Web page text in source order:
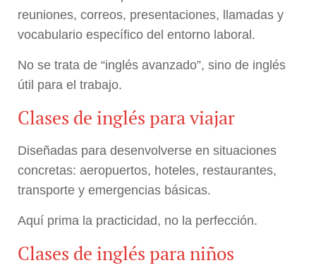
reuniones, correos, presentaciones, llamadas y
vocabulario específico del entorno laboral.
No se trata de “inglés avanzado”, sino de inglés
útil para el trabajo.
Clases de inglés para viajar
Diseñadas para desenvolverse en situaciones
concretas: aeropuertos, hoteles, restaurantes,
transporte y emergencias básicas.
Aquí prima la practicidad, no la perfección.
Clases de inglés para niños